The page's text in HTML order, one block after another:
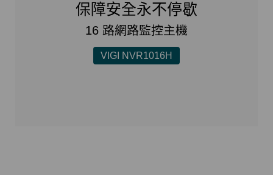
保障安全永不停歇
VIGI NVR1016H
16 路網路監控主機